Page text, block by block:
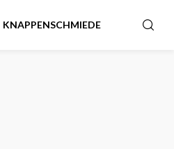
KNAPPENSCHMIEDE